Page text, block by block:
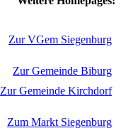
Zur VGem Siegenburg
Zur Gemeinde Biburg
Zur Gemeinde Kirchdorf
Zum Markt Siegenburg